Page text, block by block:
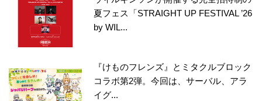
夏フェス「STRAIGHT UP FESTIVAL ’26
by WIL...
『けものフレンズ』とミタクルブロック
コラボ第2弾。今回は、サーバル、アラ
イグ...